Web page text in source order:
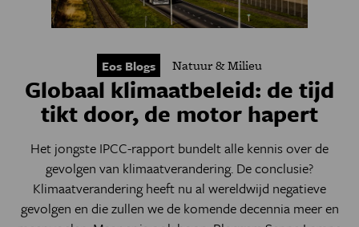
Eos Blogs Natuur & Milieu
Globaal klimaatbeleid: de tijd
tikt door, de motor hapert
Het jongste IPCC-rapport bundelt alle kennis over de
gevolgen van klimaatverandering. De conclusie?
Klimaatverandering heeft nu al wereldwijd negatieve
gevolgen en die zullen we de komende decennia meer en